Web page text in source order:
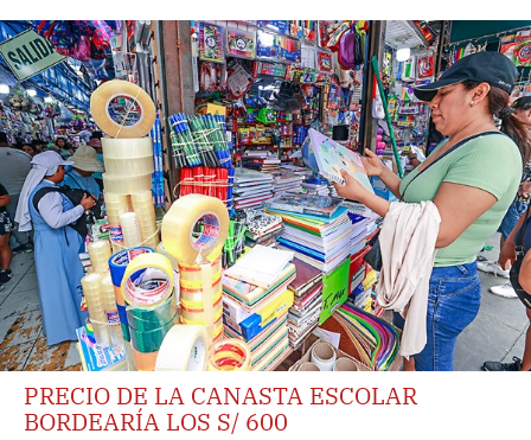
PRECIO DE LA CANASTA ESCOLAR
BORDEARÍA LOS S/ 600